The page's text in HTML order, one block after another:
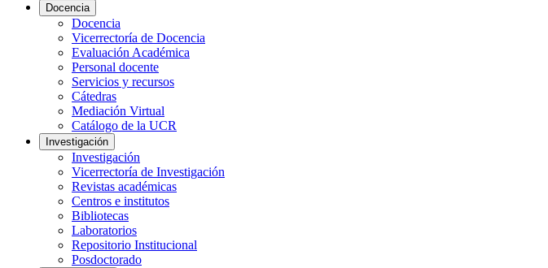
Docencia
Docencia
Vicerrectoría de Docencia
Evaluación Académica
Personal docente
Servicios y recursos
Cátedras
Mediación Virtual
Catálogo de la UCR
Investigación
Investigación
Vicerrectoría de Investigación
Revistas académicas
Centros e institutos
Bibliotecas
Laboratorios
Repositorio Institucional
Posdoctorado